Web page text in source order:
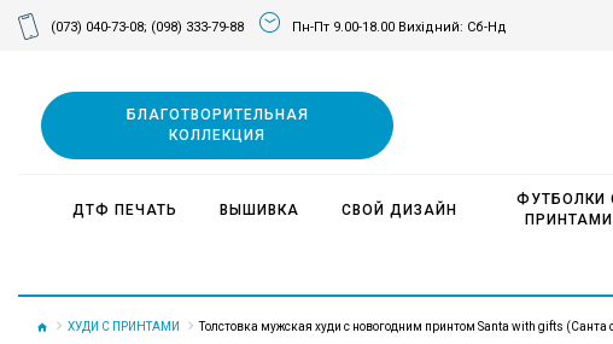
(073) 040-73-08; (098) 333-79-88 Пн-Пт 9.00-18.00 Вихідний: Сб-Нд
БЛАГОТВОРИТЕЛЬНАЯ
КОЛЛЕКЦИЯ
ДТФ ПЕЧАТЬ ВЫШИВКА СВОЙ ДИЗАЙН
ФУТБОЛКИ
ПРИНТАМИ
ХУДИ С ПРИНТАМИ Толстовка мужская худи с новогодним принтом Santa with gifts (Санта